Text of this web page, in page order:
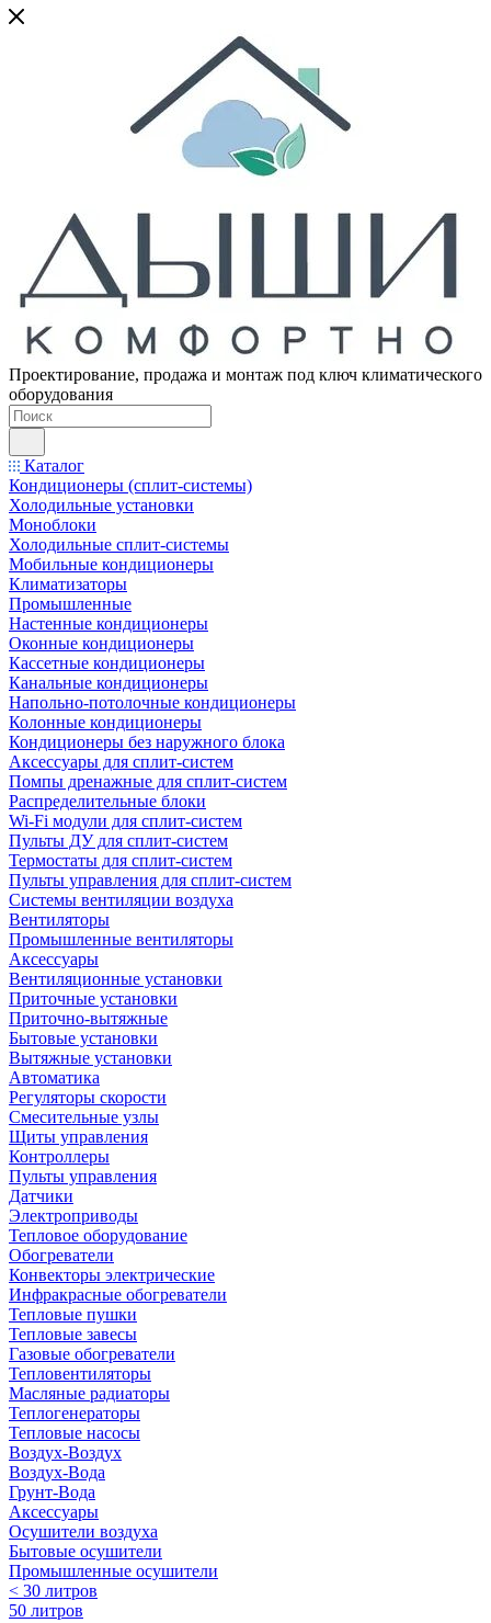
Проектирование, продажа и монтаж под ключ климатического
оборудования
Каталог
Кондиционеры (сплит-системы)
Холодильные установки
Моноблоки
Холодильные сплит-системы
Мобильные кондиционеры
Климатизаторы
Промышленные
Настенные кондиционеры
Оконные кондиционеры
Кассетные кондиционеры
Канальные кондиционеры
Напольно-потолочные кондиционеры
Колонные кондиционеры
Кондиционеры без наружного блока
Аксессуары для сплит-систем
Помпы дренажные для сплит-систем
Распределительные блоки
Wi-Fi модули для сплит-систем
Пульты ДУ для сплит-систем
Термостаты для сплит-систем
Пульты управления для сплит-систем
Системы вентиляции воздуха
Вентиляторы
Промышленные вентиляторы
Аксессуары
Вентиляционные установки
Приточные установки
Приточно-вытяжные
Бытовые установки
Вытяжные установки
Автоматика
Регуляторы скорости
Смесительные узлы
Щиты управления
Контроллеры
Пульты управления
Датчики
Электроприводы
Тепловое оборудование
Обогреватели
Конвекторы электрические
Инфракрасные обогреватели
Тепловые пушки
Тепловые завесы
Газовые обогреватели
Тепловентиляторы
Масляные радиаторы
Теплогенераторы
Тепловые насосы
Воздух-Воздух
Воздух-Вода
Грунт-Вода
Аксессуары
Осушители воздуха
Бытовые осушители
Промышленные осушители
< 30 литров
50 литров